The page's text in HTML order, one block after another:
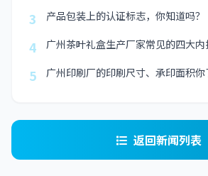
3 产品包装上的认证标志，你知道吗？
4 广州茶叶礼盒生产厂家常见的四大
5 广州印刷厂的印刷尺寸、承印面积你
返回新闻列表